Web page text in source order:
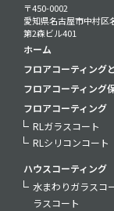
〒450-0002
愛知県名古屋市中村区
第2森ビル401
ホーム
フロアコーティング
フロアコーティング
フロアコーティング
RLガラスコート
RLシリコンコート
ハウスコーティング
水まわりガラスコ
ラスコート